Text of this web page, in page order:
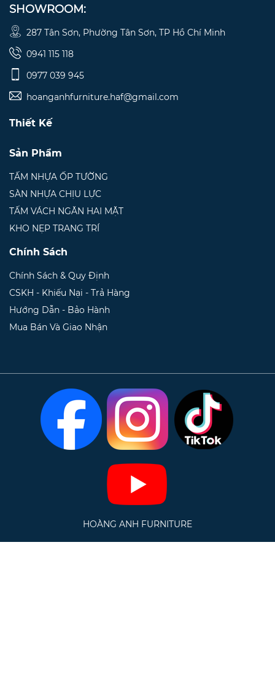
SHOWROOM:
287 Tân Sơn, Phường Tân Sơn, TP Hồ Chí Minh
0941 115 118
0977 039 945
hoanganhfurniture.haf@gmail.com
Thiết Kế
Sản Phẩm
TẤM NHỰA ỐP TƯỜNG
SÀN NHỰA CHỊU LỰC
TẤM VÁCH NGĂN HAI MẶT
KHO NẸP TRANG TRÍ
Chính Sách
Chính Sách & Quy Định
CSKH - Khiếu Nại - Trả Hàng
Hướng Dẫn - Bảo Hành
Mua Bán Và Giao Nhận
HOÀNG ANH FURNITURE